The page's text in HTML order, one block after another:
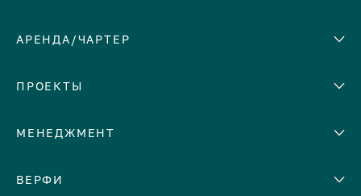
Количество кают
АРЕНДА/ЧАРТЕР
ЕВРОПА
Греция
Испания
ПРОЕКТЫ
МЕНЕДЖМЕНТ
Помощь с продажей яхты
ВЕРФИ